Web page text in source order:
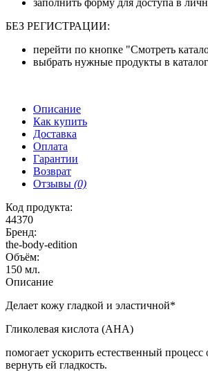
заполнить форму для доступа в
БЕЗ РЕГИСТРАЦИИ:
перейти по кнопке "Смотреть
выбрать нужные продукты в
Описание
Как купить
Доставка
Оплата
Гарантии
Возврат
Отзывы (0)
Код продукта:
44370
Бренд:
the-body-edition
Объём:
150 мл.
Описание
Делает кожу гладкой и эластичной*
Гликолевая кислота (AHA)
помогает ускорить естественный
вернуть ей гладкость.